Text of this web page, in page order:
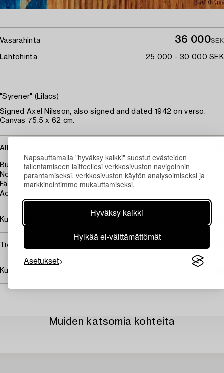
Napsauttamalla "hyväksy kaikki" suostut evästeiden
tallentamiseen laitteellesi verkkosivuston navigoinnin
parantamiseksi, verkkosivuston käytön analysoimiseksi ja
markkinointimme mukauttamiseksi.
Hyväksy kaikki
Hylkää ei-välttämättömät
Asetukset
Vasarahinta 36 000SEK
Lähtöhinta 25 000 - 30 000 SEK
"Syrener" (Lilacs)
Signed Axel Nilsson, also signed and dated 1942 on verso.
Canvas 75.5 x 62 cm.
Alkuperä - Provenienssi
Bukowski auktioner, auction 463, 23 - 25 November, 1988, cat
No 249, illustrated in colour pl. 90.
Färg och Form, Stockholm, Sweden.
Acquired from the above in 1991.
Kuuluu jälleenmyyntikorvauksen piiriin
Tietoa ostamisesta
Kuvan käyttöoikeudet
Muiden katsomia kohteita